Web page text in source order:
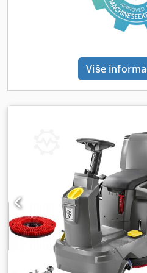
i oprema: GEL-BATERIJE
kom.) EKSTERNI PUNJAČ NEOS
900mm V-oblik, otporna na ulje
Snažan pogon vožnje
ventil Sistem sa dva rezervoara
uključeni u isporuku: -
standardnoj utičnici - Rad bez
mrežu i bez opasnosti od
Prednosti: -
upravljačka tabla. Kratko vreme
upotreba zahvaljujući malom
komandi. - Robusna
sa tanjirastom četkom. Veliki
radnom zahvatu. Zamena četke
izbacivanje. - Izuzetno okretna
površine za čišćenje.
karakteristike: - Zahvaljujući
dizajnu, naša baterijska
usisavanje BD 50/70 R Bp
Više